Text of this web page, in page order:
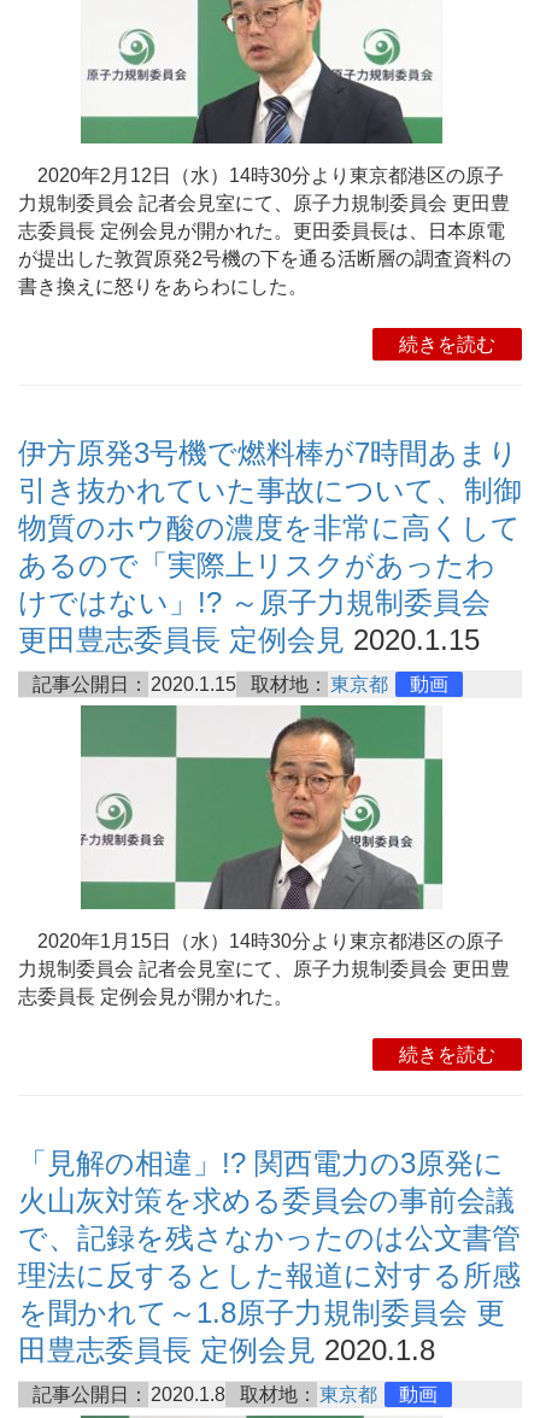
2020年2月12日（水）14時30分より東京都港区の原子
力規制委員会 記者会見室にて、原子力規制委員会 更田豊
志委員長 定例会見が開かれた。更田委員長は、日本原電
が提出した敦賀原発2号機の下を通る活断層の調査資料の
書き換えに怒りをあらわにした。
続きを読む
伊方原発3号機で燃料棒が7時間あまり
引き抜かれていた事故について、制御
物質のホウ酸の濃度を非常に高くして
あるので「実際上リスクがあったわ
けではない」!? ～原子力規制委員会
更田豊志委員長 定例会見 2020.1.15
記事公開日： 2020.1.15 取材地： 東京都 動画
2020年1月15日（水）14時30分より東京都港区の原子
力規制委員会 記者会見室にて、原子力規制委員会 更田豊
志委員長 定例会見が開かれた。
続きを読む
「見解の相違」!? 関西電力の3原発に
火山灰対策を求める委員会の事前会議
で、記録を残さなかったのは公文書管
理法に反するとした報道に対する所感
を聞かれて～1.8原子力規制委員会 更
田豊志委員長 定例会見 2020.1.8
記事公開日： 2020.1.8 取材地： 東京都 動画